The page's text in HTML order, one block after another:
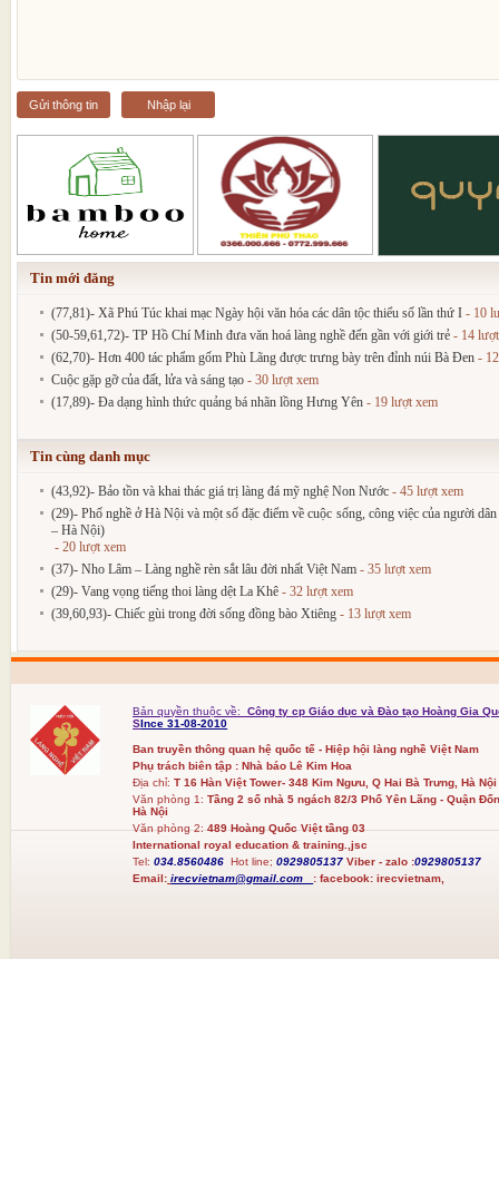
Gửi thông tin Nhập lại
Tin mới đăng
(77,81)- Xã Phú Túc khai mạc Ngày hội văn hóa các dân tộc thiểu số lần thứ I - 10
(50-59,61,72)- TP Hồ Chí Minh đưa văn hoá làng nghề đến gần với giới trẻ - 14
(62,70)- Hơn 400 tác phẩm gốm Phù Lãng được trưng bày trên đỉnh núi Bà Đen -
Cuộc gặp gỡ của đất, lửa và sáng tạo - 30 lượt xem
(17,89)- Đa dạng hình thức quảng bá nhãn lồng Hưng Yên - 19 lượt xem
Tin cùng danh mục
(43,92)- Bảo tồn và khai thác giá trị làng đá mỹ nghệ Non Nước - 45 lượt xem
(29)- Phố nghề ở Hà Nội và một số đặc điểm về cuộc sống, công việc của người
– Hà Nội)
- 20 lượt xem
(37)- Nho Lâm – Làng nghề rèn sắt lâu đời nhất Việt Nam - 35 lượt xem
(29)- Vang vọng tiếng thoi làng dệt La Khê - 32 lượt xem
(39,60,93)- Chiếc gùi trong đời sống đồng bào Xtiêng - 13 lượt xem
Bản quyền thuộc về:
Công ty cp Giáo dục và Đào tạo Hoàng Gia
SInce 31-08-2010
Ban truyền thông quan hệ quốc tế - Hiệp hội làng nghề Việt Nam
Phụ trách biên tập : Nhà báo Lê Kim Hoa
Địa chỉ: T 16 Hàn Việt Tower- 348 Kim Ngưu, Q Hai Bà Trưng, Hà Nội
Văn phòng 1:Tầng 2 số nhà 5 ngách 82/3 Phố Yên Lãng - Quận
Hà Nội
Văn phòng 2:489 Hoàng Quốc Việt tầng 03
International royal education & training.,jsc
Tel:034.8560486Hot line; 0929805137 Viber - zalo :0929805137
Email: irecvietnam@gmail.com :facebook: irecvietnam,